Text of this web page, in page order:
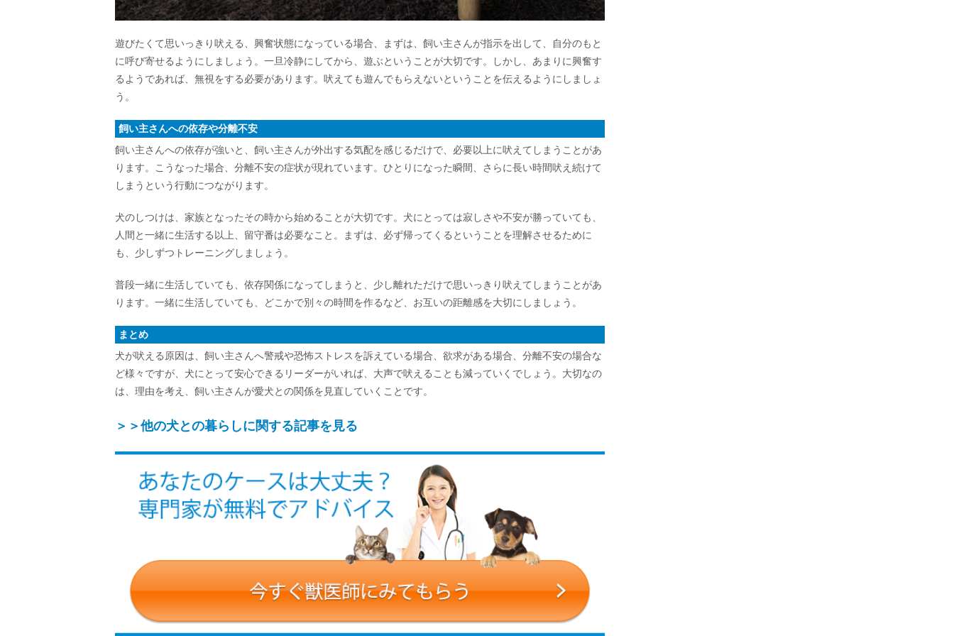
遊びたくて思いっきり吠える、興奮状態になっている場合、まずは、飼い主さんが指示を出して、自分のもと
に呼び寄せるようにしましょう。一旦冷静にしてから、遊ぶということが大切です。しかし、あまりに興奮す
るようであれば、無視をする必要があります。吠えても遊んでもらえないということを伝えるようにしましょ
う。
飼い主さんへの依存や分離不安
飼い主さんへの依存が強いと、飼い主さんが外出する気配を感じるだけで、必要以上に吠えてしまうことがあ
ります。こうなった場合、分離不安の症状が現れています。ひとりになった瞬間、さらに長い時間吠え続けて
しまうという行動につながります。
犬のしつけは、家族となったその時から始めることが大切です。犬にとっては寂しさや不安が勝っていても、
人間と一緒に生活する以上、留守番は必要なこと。まずは、必ず帰ってくるということを理解させるために
も、少しずつトレーニングしましょう。
普段一緒に生活していても、依存関係になってしまうと、少し離れただけで思いっきり吠えてしまうことがあ
ります。一緒に生活していても、どこかで別々の時間を作るなど、お互いの距離感を大切にしましょう。
まとめ
犬が吠える原因は、飼い主さんへ警戒や恐怖ストレスを訴えている場合、欲求がある場合、分離不安の場合な
ど様々ですが、犬にとって安心できるリーダーがいれば、大声で吠えることも減っていくでしょう。大切なの
は、理由を考え、飼い主さんが愛犬との関係を見直していくことです。
＞＞他の犬との暮らしに関する記事を見る